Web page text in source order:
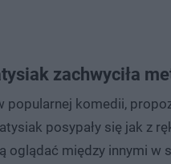
zachwyciła
popularnej komedii,
posypały się jak z
oglądać między innymi w